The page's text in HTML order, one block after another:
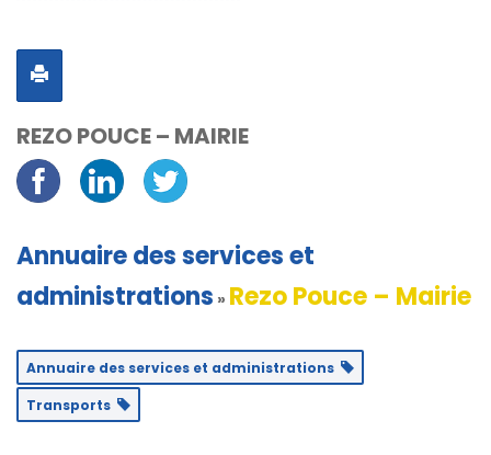
REZO POUCE – MAIRIE
Annuaire des services et
administrations » Rezo Pouce – Mairie
Annuaire des services et administrations
Transports